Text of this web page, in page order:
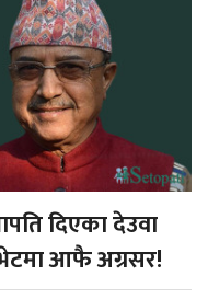
दिएका देउवा
भेटमा आफै अग्रसर!